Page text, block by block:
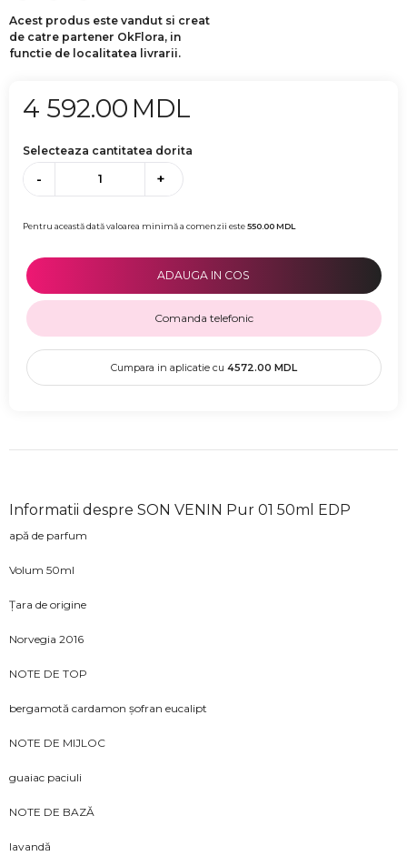
Acest produs este vandut si creat
de catre partener OkFlora, in
functie de localitatea livrarii.
4 592.00 MDL
Selecteaza cantitatea dorita
- +
Pentru această dată valoarea minimă a comenzii este550.00MDL
ADAUGA IN COS
Comanda telefonic
Cumpara in aplicatie cu 4572.00 MDL
Informatii despre SON VENIN Pur 01 50ml EDP
apă de parfum
Volum 50ml
Țara de origine
Norvegia 2016
NOTE DE TOP
bergamotă cardamon șofran eucalipt
NOTE DE MIJLOC
guaiac paciuli
NOTE DE BAZĂ
lavandă